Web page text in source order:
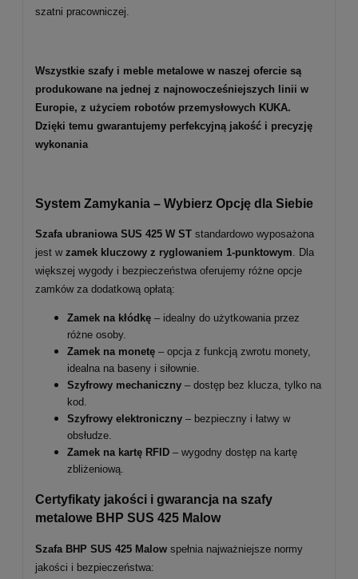
szatni pracowniczej.
Wszystkie szafy i meble metalowe w naszej ofercie są
produkowane na jednej z najnowocześniejszych linii w
Europie, z użyciem robotów przemysłowych KUKA.
Dzięki temu gwarantujemy perfekcyjną jakość i precyzję
wykonania
System Zamykania – Wybierz Opcję dla Siebie
Szafa ubraniowa SUS 425 W ST standardowo wyposażona
jest w zamek kluczowy z ryglowaniem 1-punktowym . Dla
większej wygody i bezpieczeństwa oferujemy różne opcje
zamków za dodatkową opłatą:
Zamek na kłódkę – idealny do użytkowania przez
różne osoby.
Zamek na monetę – opcja z funkcją zwrotu monety,
idealna na baseny i siłownie.
Szyfrowy mechaniczny – dostęp bez klucza, tylko na
kod.
Szyfrowy elektroniczny – bezpieczny i łatwy w
obsłudze.
Zamek na kartę RFID – wygodny dostęp na kartę
zbliżeniową.
Certyfikaty jakości i gwarancja na szafy
metalowe BHP SUS 425 Malow
Szafa BHP SUS 425 Malow spełnia najważniejsze normy
jakości i bezpieczeństwa: